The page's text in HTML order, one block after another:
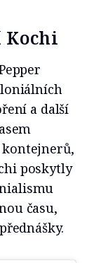
Kochi
a další
poskytly
času,